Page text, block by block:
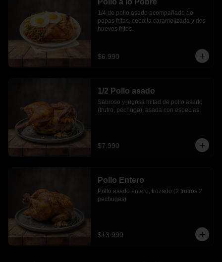
Pollo a lo Pobre
1/4 de pollo asado acompañado de
papas fritas, cebolla caramelizada y dos
huevos fritos.
$6.990
1/2 Pollo asado
Sabroso y jugosa mitad de pollo asado
(trutro, pechuga), asada con especias.
$7.990
Pollo Entero
Pollo asado entero, trozado (2 trutros 2
pechugas)
$13.990